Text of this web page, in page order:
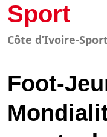
Sport
Côte d’Ivoire-
Foot-